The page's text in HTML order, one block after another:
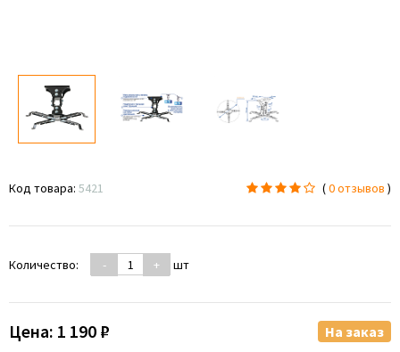
Код товара: 5421 (0 отзывов )
Количество: - + шт
Цена: 1 190 ₽ На заказ